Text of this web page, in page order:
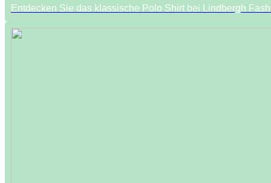
Entdecken Sie das klassische Polo Shirt bei Lindbergh